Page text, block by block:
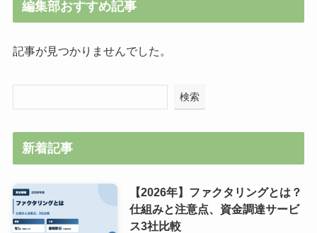
編集部おすすめ記事
記事が見つかりませんでした。
検索
新着記事
【2026年】ファクタリングとは？
仕組みと注意点、資金調達サービ
ス3社比較